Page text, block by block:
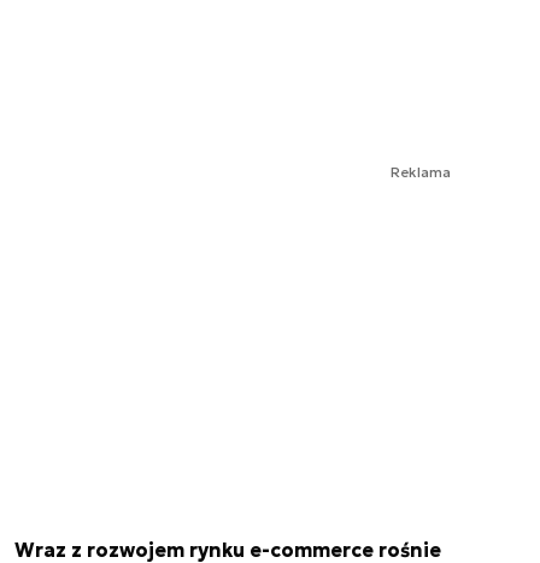
Reklama
Wraz z rozwojem rynku e-commerce rośnie